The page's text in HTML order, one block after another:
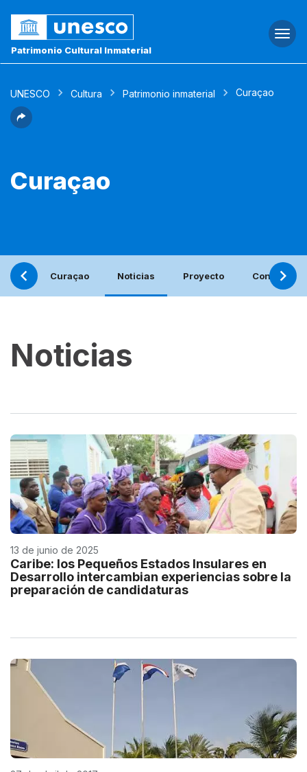
Patrimonio Cultural Inmaterial
UNESCO Cultura Patrimonio inmaterial Curaçao
Curaçao
Curaçao Noticias Proyecto Contacto
Noticias
13 de junio de 2025
Caribe: los Pequeños Estados Insulares en
Desarrollo intercambian experiencias sobre la
preparación de candidaturas